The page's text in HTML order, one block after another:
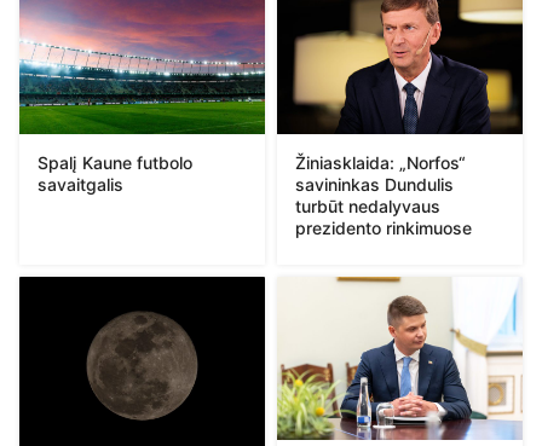
Spalį Kaune futbolo
savaitgalis
Žiniasklaida: „Norfos“
savininkas Dundulis
turbūt nedalyvaus
prezidento rinkimuose